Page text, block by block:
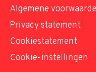
Algemene
Privacy statement
Cookiestatement
Cookie-instellingen